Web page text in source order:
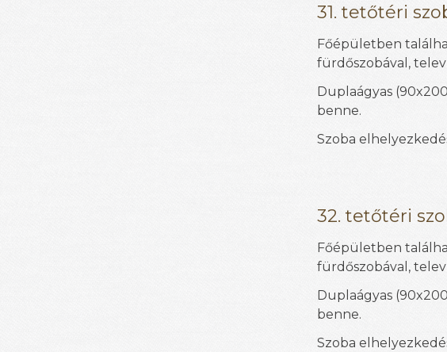
31. tetőtéri
Főépületben
fürdőszobával,
Duplaágyas
benne.
Szoba
32. tetőtéri
Főépületben
fürdőszobával,
Duplaágyas
benne.
Szoba